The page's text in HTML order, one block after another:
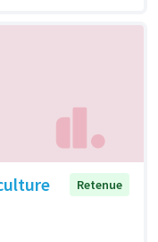
Retenue